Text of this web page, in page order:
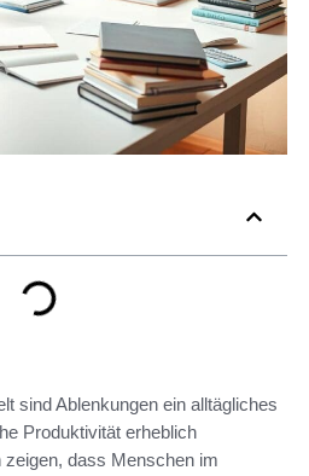
sind Ablenkungen ein alltägliches
Produktivität erheblich
zeigen, dass Menschen im